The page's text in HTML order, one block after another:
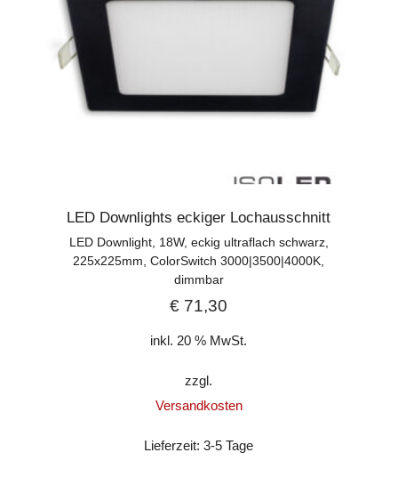
LED Downlights eckiger Lochausschnitt
LED Downlight, 18W, eckig ultraflach schwarz,
225x225mm, ColorSwitch 3000|3500|4000K,
dimmbar
€ 71,30
inkl. 20 % MwSt.
zzgl.
Versandkosten
Lieferzeit:3-5 Tage